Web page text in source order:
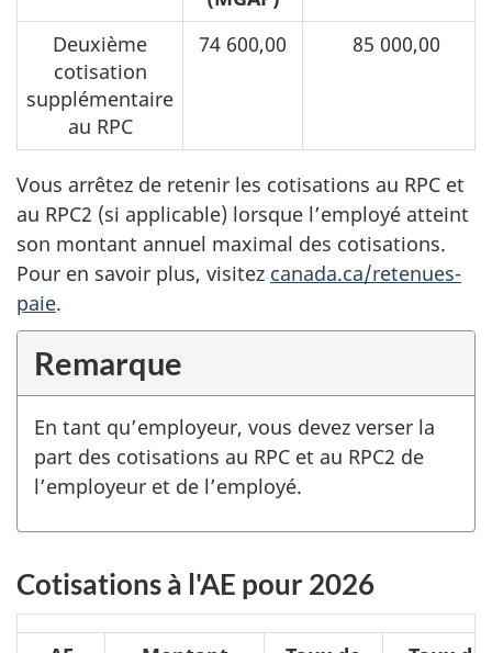
2026
Deuxième
cotisation
supplémentaire
au RPC
74 600,00 85 000,00
Vous arrêtez de retenir les cotisations au RPC et
au RPC2 (si applicable) lorsque l’employé atteint
son montant annuel maximal des cotisations.
Pour en savoir plus, visitez canada.ca/retenues-
paie.
Remarque
En tant qu’employeur, vous devez verser la
part des cotisations au RPC et au RPC2 de
l’employeur et de l’employé.
Cotisations à l'AE pour 2026
Cotisations